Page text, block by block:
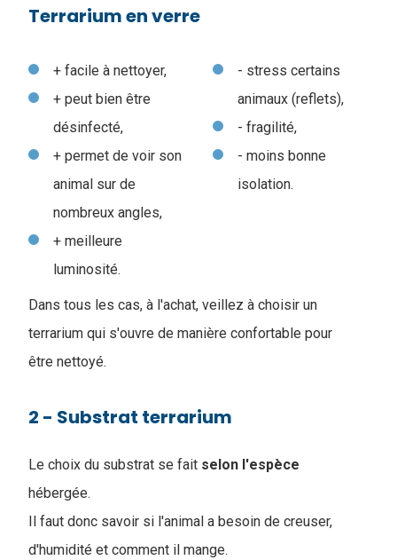
Terrarium en verre
+ facile à nettoyer,
+ peut bien être
désinfecté,
+ permet de voir son
animal sur de
nombreux angles,
+ meilleure
luminosité.
- stress certains
animaux (reflets),
- fragilité,
- moins bonne
isolation.
Dans tous les cas, à l'achat, veillez à choisir un
terrarium qui s'ouvre de manière confortable pour
être nettoyé.
2 - Substrat terrarium
Le choix du substrat se fait selon l'espèce
hébergée.
Il faut donc savoir si l'animal a besoin de creuser,
d'humidité et comment il mange.